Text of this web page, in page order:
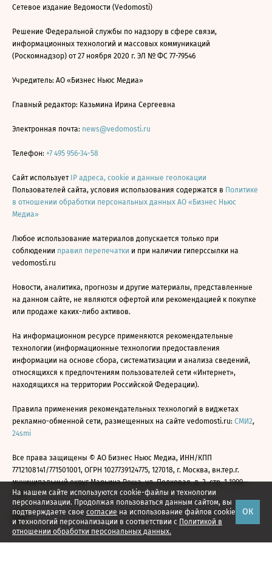
На нашем сайте используются cookie-файлы и технологии
персонализации. Продолжая пользоваться данным сайтом, вы
подтверждаете свое согласие на использование файлов cookie
и технологий персонализации в соответствии с Политикой в
отношении обработки персональных данных.
ОК
Сетевое издание Ведомости (Vedomosti)
Решение Федеральной службы по надзору в сфере связи,
информационных технологий и массовых коммуникаций
(Роскомнадзор) от 27 ноября 2020 г. ЭЛ № ФС 77-79546
Учредитель: АО «Бизнес Ньюс Медиа»
Главный редактор: Казьмина Ирина Сергеевна
Электронная почта: news@vedomosti.ru
Телефон: +7 495 956-34-58
Сайт использует IP адреса, cookie и данные геолокации
Пользователей сайта, условия использования содержатся в Политике
в отношении обработки персональных данных АО «Бизнес Ньюс
Медиа»
Любое использование материалов допускается только при
соблюдении правил перепечатки и при наличии гиперссылки на
vedomosti.ru
Новости, аналитика, прогнозы и другие материалы, представленные
на данном сайте, не являются офертой или рекомендацией к покупке
или продаже каких-либо активов.
На информационном ресурсе применяются рекомендательные
технологии (информационные технологии предоставления
информации на основе сбора, систематизации и анализа сведений,
относящихся к предпочтениям пользователей сети «Интернет»,
находящихся на территории Российской Федерации).
Правила применения рекомендательных технологий в виджетах
рекламно-обменной сети, размещенных на сайте vedomosti.ru: СМИ2,
24smi
Все права защищены © АО Бизнес Ньюс Медиа, ИНН/КПП
7712108141/771501001, ОГРН 1027739124775, 127018, г. Москва, вн.тер.г.
муниципальный округ Марьина Роща, ул. Полковая, д. 3, стр. 1 1999—
2026